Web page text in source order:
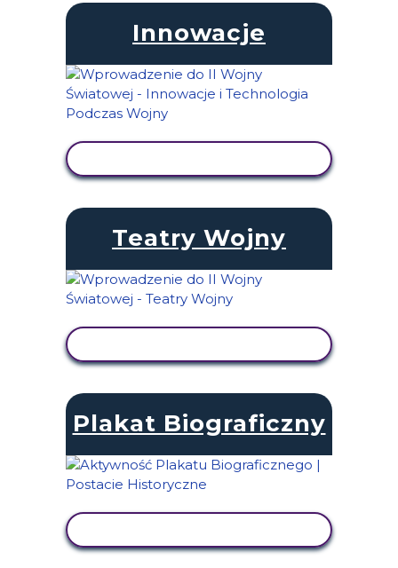
Innowacje
Teatry Wojny
Plakat Biograficzny